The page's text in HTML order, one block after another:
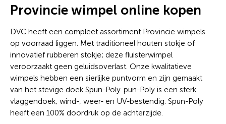
Provincie wimpel online kopen
DVC heeft een compleet assortiment Provincie wimpels
op voorraad liggen. Met traditioneel houten stokje of
innovatief rubberen stokje; deze fluisterwimpel
veroorzaakt geen geluidsoverlast. Onze kwalitatieve
wimpels hebben een sierlijke puntvorm en zijn gemaakt
van het stevige doek Spun-Poly. pun-Poly is een sterk
vlaggendoek, wind-, weer- en UV-bestendig. Spun-Poly
heeft een 100% doordruk op de achterzijde.